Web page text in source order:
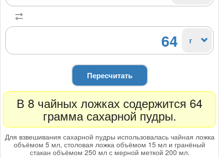
64 г
Пересчитать
В 8 чайных ложках содержится 64
грамма сахарной пудры.
Для взвешивания сахарной пудры использовалась чайная ложка
объёмом 5 мл, столовая ложка объёмом 15 мл и гранёный
стакан объёмом 250 мл с мерной меткой 200 мл.